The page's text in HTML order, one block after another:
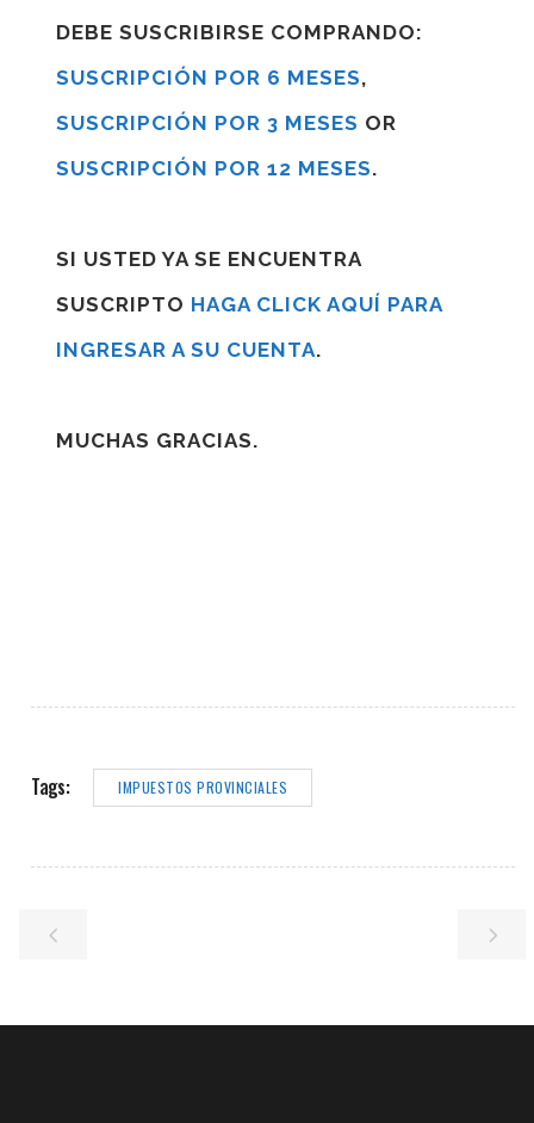
DEBE SUSCRIBIRSE COMPRANDO:
SUSCRIPCIÓN POR 6 MESES,
SUSCRIPCIÓN POR 3 MESES OR
SUSCRIPCIÓN POR 12 MESES.
SI USTED YA SE ENCUENTRA
SUSCRIPTO HAGA CLICK AQUÍ PARA
INGRESAR A SU CUENTA.
MUCHAS GRACIAS.
Tags: IMPUESTOS PROVINCIALES